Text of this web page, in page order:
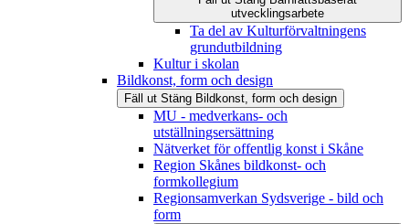
utvecklingsarbete
Ta del av Kulturförvaltningens
grundutbildning
Kultur i skolan
Bildkonst, form och design
Fäll ut Stäng Bildkonst, form och design
MU - medverkans- och
utställningsersättning
Nätverket för offentlig konst i Skåne
Region Skånes bildkonst- och
formkollegium
Regionsamverkan Sydsverige - bild och
form